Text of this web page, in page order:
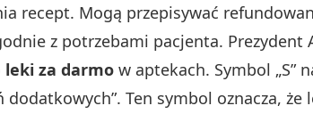
recept. Mogą przepisywać
z potrzebami pacjenta. Prezydent
leki za darmo w aptekach. Symbol „S”
dodatkowych”. Ten symbol oznacza, że